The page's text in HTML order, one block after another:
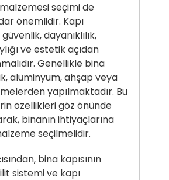
malzemesi seçimi de
önemlidir. Kapı
dayanıklılık,
ve estetik açıdan
Genellikle bina
alüminyum, ahşap veya
yapılmaktadır. Bu
özellikleri göz önünde
binanın ihtiyaçlarına
seçilmelidir.
bina kapısının
sistemi ve kapı